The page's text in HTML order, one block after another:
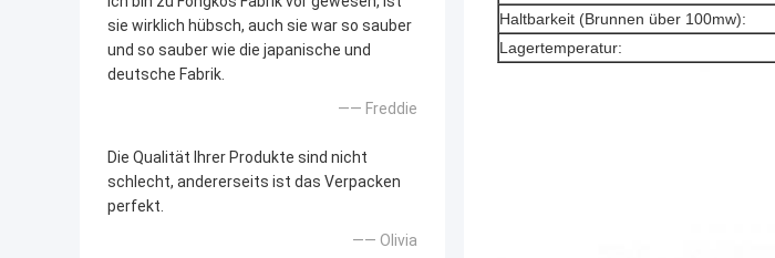
sie wirklich hübsch, auch sie war so sauber
und so sauber wie die japanische und
deutsche Fabrik.
—— Freddie
Die Qualität Ihrer Produkte sind nicht
schlecht, andererseits ist das Verpacken
perfekt.
—— Olivia
Haltbarkeit (Brunnen über 100mw):
Lagertemperatur: